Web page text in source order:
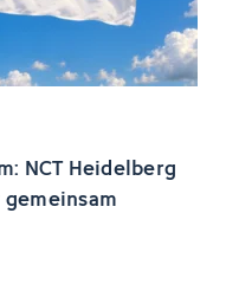
NCT Heidelberg